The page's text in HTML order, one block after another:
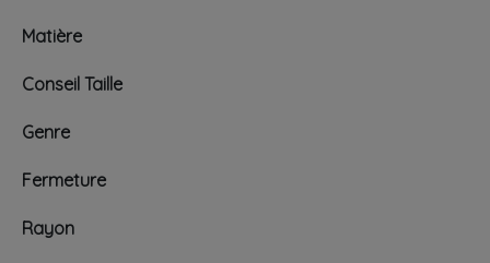
Matière
Conseil Taille
Genre
Fermeture
Rayon